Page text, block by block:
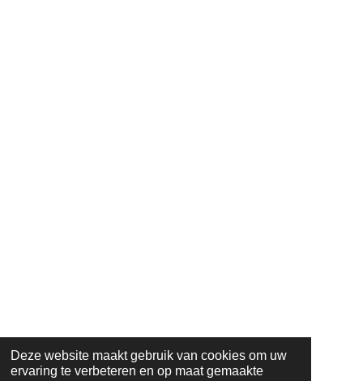
Deze website maakt gebruik van cookies om uw
ervaring te verbeteren en op maat gemaakte